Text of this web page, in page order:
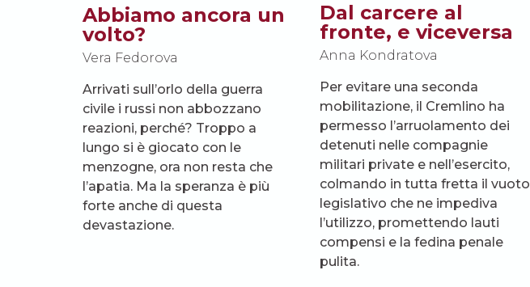
Abbiamo ancora un
volto?
Vera Fedorova
Arrivati sull’orlo della guerra
civile i russi non abbozzano
reazioni, perché? Troppo a
lungo si è giocato con le
menzogne, ora non resta che
l’apatia. Ma la speranza è più
forte anche di questa
devastazione.
Dal carcere al
fronte, e viceversa
Anna Kondratova
Per evitare una seconda
mobilitazione, il Cremlino ha
permesso l’arruolamento dei
detenuti nelle compagnie
militari private e nell’esercito,
colmando in tutta fretta il vuoto
legislativo che ne impediva
l’utilizzo, promettendo lauti
compensi e la fedina penale
pulita.